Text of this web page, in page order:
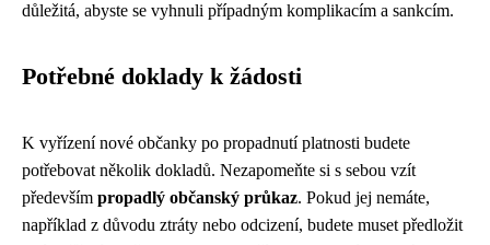
důležitá, abyste se vyhnuli případným komplikacím a sankcím.
Potřebné doklady k žádosti
K vyřízení nové občanky po propadnutí platnosti budete
potřebovat několik dokladů. Nezapomeňte si s sebou vzít
především propadlý občanský průkaz. Pokud jej nemáte,
například z důvodu ztráty nebo odcizení, budete muset předložit